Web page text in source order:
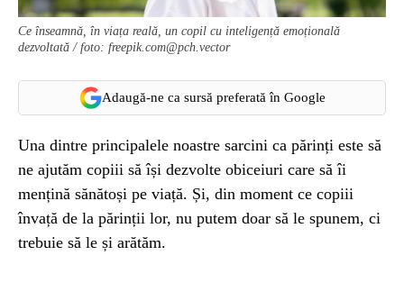
Ce înseamnă, în viața reală, un copil cu inteligență emoțională
dezvoltată / foto: freepik.com@pch.vector
Adaugă-ne ca sursă preferată în Google
Una dintre principalele noastre sarcini ca părinți este să
ne ajutăm copiii să își dezvolte obiceiuri care să îi
mențină sănătoși pe viață. Și, din moment ce copiii
învață de la părinții lor, nu putem doar să le spunem, ci
trebuie să le și arătăm.